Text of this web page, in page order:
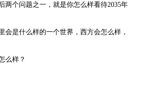
两个问题之一，就是你怎么样看待2035年
会是什么样的一个世界，西方会怎么样，
么样？